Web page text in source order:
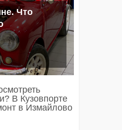
Что
В Кузовпорте
в Измайлово